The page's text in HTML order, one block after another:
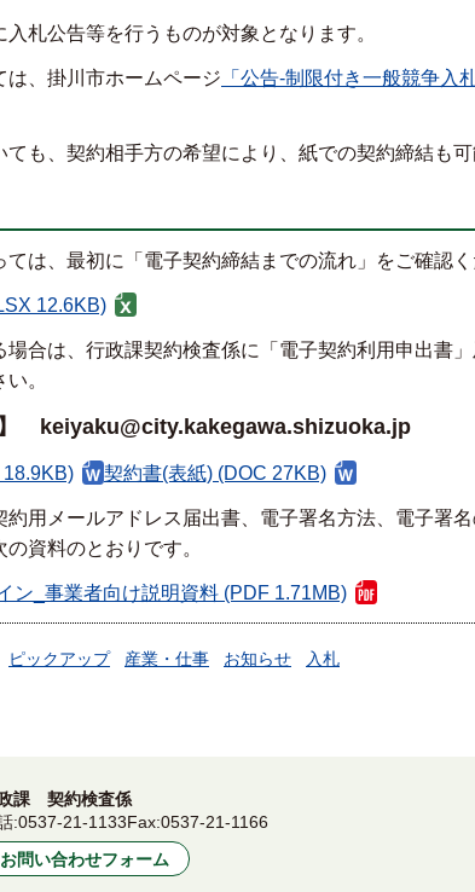
札公告等を行うものが対象となります。
、掛川市ホームページ 「公告-制限付き一般競争入札
も、契約相手方の希望により、紙での契約締結も可
は、最初に「電子契約締結までの流れ」をご確認く
12.6KB)
合は、行政課契約検査係に「電子契約利用申出書
。
】 keiyaku@city.kakegawa.shizuoka.jp
契約書(表紙) (DOC 27KB)
用メールアドレス届出書、電子署名方法、電子署
資料のとおりです。
ン_事業者向け説明資料 (PDF 1.71MB)
ピックアップ 産業・仕事 お知らせ 入札
課 契約検査係
:0537-21-1133Fax:0537-21-1166
お問い合わせフォーム